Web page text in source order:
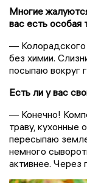
Многие
вас есть особая
— Колорадского
без химии.
посыпаю вокруг
Есть ли у вас
— Конечно!
траву, кухонные
пересыпаю
немного
активнее. Через